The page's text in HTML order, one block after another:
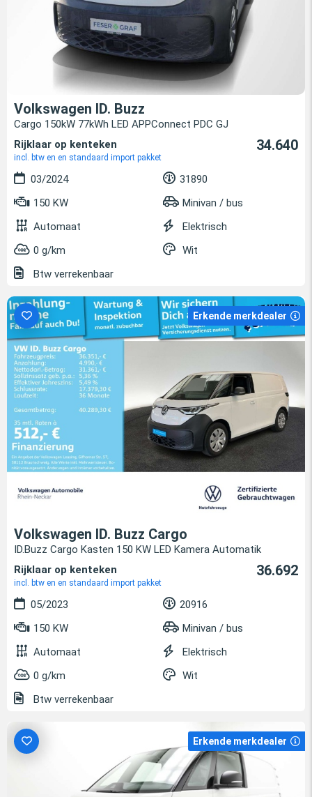
Volkswagen ID. Buzz
Cargo 150kW 77kWh LED APPConnect PDC GJ
Rijklaar op kenteken
incl. btw en en standaard import pakket
34.640
03/2024
31890
150 KW
Minivan / bus
Automaat
Elektrisch
0 g/km
Wit
Btw verrekenbaar
Erkende merkdealer
Volkswagen ID. Buzz Cargo
ID.Buzz Cargo Kasten 150 KW LED Kamera Automatik
Rijklaar op kenteken
incl. btw en en standaard import pakket
36.692
05/2023
20916
150 KW
Minivan / bus
Automaat
Elektrisch
0 g/km
Wit
Btw verrekenbaar
Erkende merkdealer